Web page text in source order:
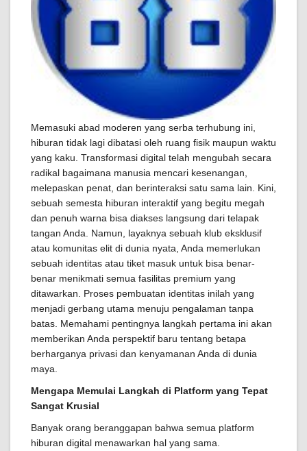
Memasuki abad moderen yang serba terhubung ini,
hiburan tidak lagi dibatasi oleh ruang fisik maupun waktu
yang kaku. Transformasi digital telah mengubah secara
radikal bagaimana manusia mencari kesenangan,
melepaskan penat, dan berinteraksi satu sama lain. Kini,
sebuah semesta hiburan interaktif yang begitu megah
dan penuh warna bisa diakses langsung dari telapak
tangan Anda. Namun, layaknya sebuah klub eksklusif
atau komunitas elit di dunia nyata, Anda memerlukan
sebuah identitas atau tiket masuk untuk bisa benar-
benar menikmati semua fasilitas premium yang
ditawarkan. Proses pembuatan identitas inilah yang
menjadi gerbang utama menuju pengalaman tanpa
batas. Memahami pentingnya langkah pertama ini akan
memberikan Anda perspektif baru tentang betapa
berharganya privasi dan kenyamanan Anda di dunia
maya.
Mengapa Memulai Langkah di Platform yang Tepat
Sangat Krusial
Banyak orang beranggapan bahwa semua platform
hiburan digital menawarkan hal yang sama.